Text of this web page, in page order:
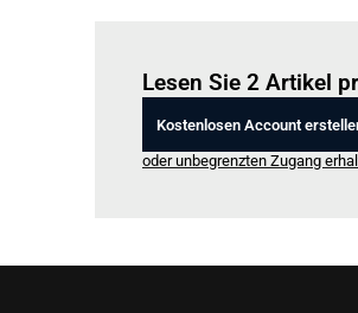
Lesen Sie 2 Artikel
Kostenlosen Account
oder unbegrenzten Zugang